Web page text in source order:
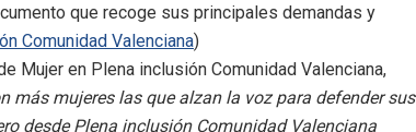
que recoge sus principales demandas y
Comunidad Valenciana)
Mujer en Plena inclusión Comunidad Valenciana,
más mujeres las que alzan la voz para defender sus
desde Plena inclusión Comunidad Valenciana